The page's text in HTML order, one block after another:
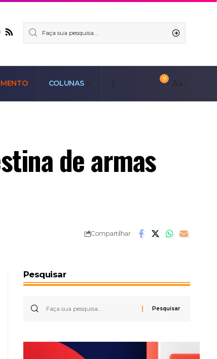
COLUNAS
9 Aa
de armas
Compartilhar
Pesquisar